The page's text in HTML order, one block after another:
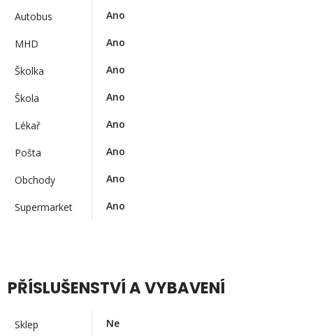
Autobus Ano
MHD Ano
Školka Ano
Škola Ano
Lékař Ano
Pošta Ano
Obchody Ano
Supermarket Ano
PŘÍSLUŠENSTVÍ A VYBAVENÍ
Sklep Ne